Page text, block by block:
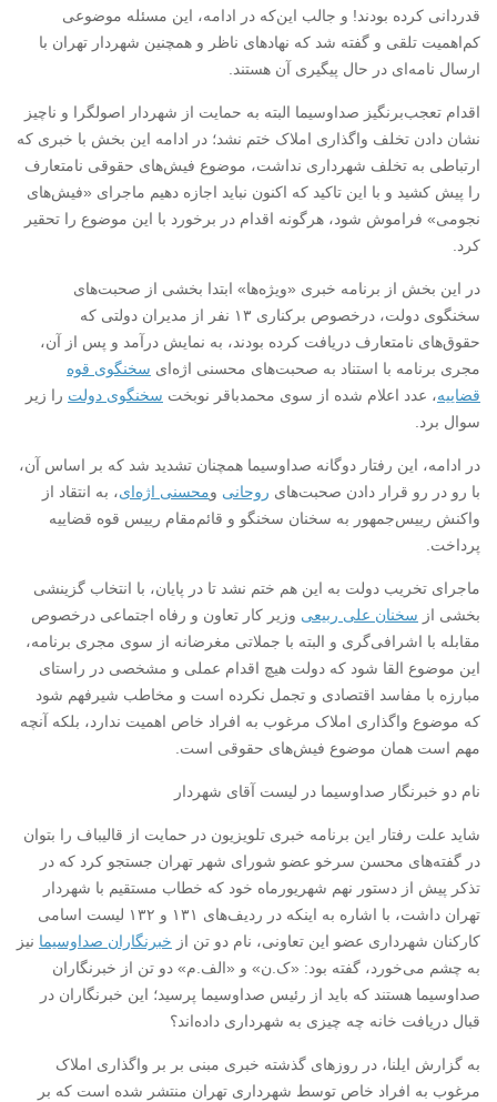
قدردانی کرده بودند! و جالب این‌که در ادامه، این مسئله موضوعی
کم‌اهمیت تلقی و گفته شد که نهادهای ناظر و همچنین شهردار تهران با
ارسال نامه‌ای در حال پیگیری آن هستند.
اقدام تعجب‌برنگیز صداوسیما البته به حمایت از شهردار اصولگرا و ناچیز
نشان دادن تخلف واگذاری املاک ختم نشد؛ در ادامه این بخش با خبری که
ارتباطی به تخلف شهرداری نداشت، موضوع فیش‌های حقوقی نامتعارف
را پیش کشید و با این تاکید که اکنون نباید اجازه دهیم ماجرای «فیش‌های
نجومی» فراموش شود، هرگونه اقدام‌ در برخورد با این موضوع را تحقیر
کرد.
در این بخش از برنامه خبری «ویژه‌ها» ابتدا بخشی از صحبت‌های
سخنگوی دولت، درخصوص برکناری ۱۳ نفر از مدیران دولتی که
حقوق‌های نامتعارف دریافت کرده بودند، به نمایش درآمد و پس از آن،
مجری برنامه با استناد به صحبت‌های محسنی اژه‌ای سخنگوی قوه
قضاییه، عدد اعلام شده از سوی محمدباقر نوبخت سخنگوی دولت را زیر
سوال برد.
در ادامه، این رفتار دوگانه صداوسیما همچنان تشدید شد که بر اساس آن،
با رو در رو قرار دادن صحبت‌های روحانی ومحسنی اژه‌ای، به انتقاد از
واکنش رییس‌جمهور به سخنان سخنگو و قائم‌مقام رییس قوه قضاییه
پرداخت.
ماجرای تخریب دولت به این هم ختم نشد تا در پایان، با انتخاب گزینشی
بخشی از سخنان علی ربیعی وزیر کار تعاون و رفاه اجتماعی درخصوص
مقابله با اشرافی‌گری و البته با جملاتی مغرضانه از سوی مجری برنامه،
این موضوع القا شود که دولت هیچ اقدام عملی و مشخصی در راستای
مبارزه با مفاسد اقتصادی و تجمل نکرده است و مخاطب شیرفهم شود
که موضوع واگذاری املاک مرغوب به افراد خاص اهمیت ندارد، بلکه آنچه
مهم است همان موضوع فیش‌های حقوقی است.
نام دو خبرنگار صداوسیما در لیست آقای شهردار
شاید علت رفتار این برنامه خبری تلویزیون در حمایت از قالیباف را بتوان
در گفته‌های محسن سرخو عضو شورای شهر تهران جستجو کرد که در
تذکر پیش از دستور نهم شهریورماه خود که خطاب مستقیم با شهردار
تهران داشت، با اشاره به اینکه در ردیف‌های ۱۳۱ و ۱۳۲ لیست اسامی
کارکنان شهرداری عضو این تعاونی، نام دو تن از خبرنگاران صداوسیما نیز
به چشم می‌خورد، گفته بود: «ک.ن» و «الف.م» دو تن از خبرنگاران
صداوسیما هستند که باید از رئیس صداوسیما پرسید؛ این خبرنگاران در
قبال دریافت خانه چه چیزی به شهرداری داده‌اند؟
به گزارش ایلنا، در روزهای گذشته خبری مبنی بر بر واگذاری املاک
مرغوب به افراد خاص توسط شهرداری تهران منتشر شده است که بر